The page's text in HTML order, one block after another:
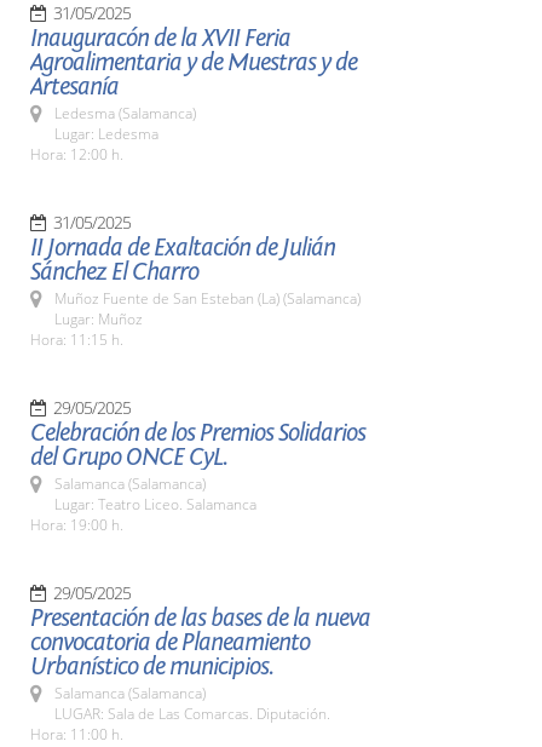
31/05/2025
Inauguracón de la XVII Feria
Agroalimentaria y de Muestras y de
Artesanía
Ledesma (Salamanca)
Lugar: Ledesma
Hora: 12:00 h.
31/05/2025
II Jornada de Exaltación de Julián
Sánchez El Charro
Muñoz Fuente de San Esteban (La) (Salamanca)
Lugar: Muñoz
Hora: 11:15 h.
29/05/2025
Celebración de los Premios Solidarios
del Grupo ONCE CyL.
Salamanca (Salamanca)
Lugar: Teatro Liceo. Salamanca
Hora: 19:00 h.
29/05/2025
Presentación de las bases de la nueva
convocatoria de Planeamiento
Urbanístico de municipios.
Salamanca (Salamanca)
LUGAR: Sala de Las Comarcas. Diputación.
Hora: 11:00 h.